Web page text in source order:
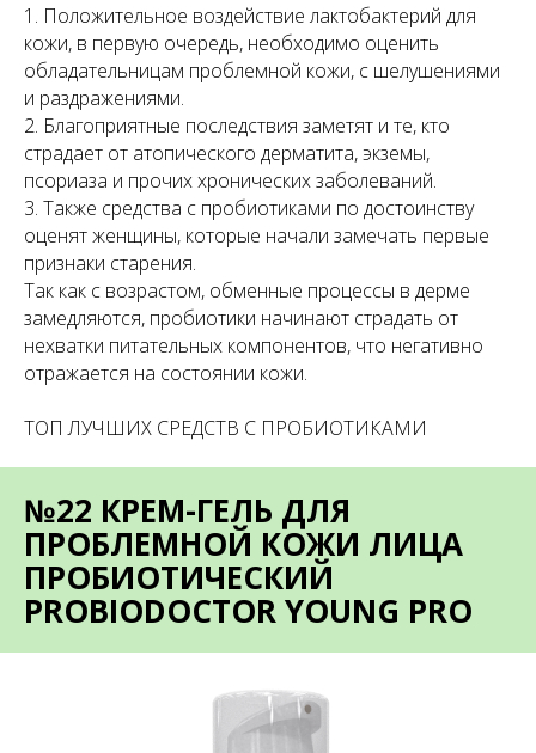
1. Положительное воздействие лактобактерий для
кожи, в первую очередь, необходимо оценить
обладательницам проблемной кожи, с шелушениями
и раздражениями.
2. Благоприятные последствия заметят и те, кто
страдает от атопического дерматита, экземы,
псориаза и прочих хронических заболеваний.
3. Также средства с пробиотиками по достоинству
оценят женщины, которые начали замечать первые
признаки старения.
Так как с возрастом, обменные процессы в дерме
замедляются, пробиотики начинают страдать от
нехватки питательных компонентов, что негативно
отражается на состоянии кожи.
ТОП ЛУЧШИХ СРЕДСТВ С ПРОБИОТИКАМИ
№22 КРЕМ-ГЕЛЬ ДЛЯ
ПРОБЛЕМНОЙ КОЖИ ЛИЦА
ПРОБИОТИЧЕСКИЙ
PROBIODOCTOR YOUNG PRO